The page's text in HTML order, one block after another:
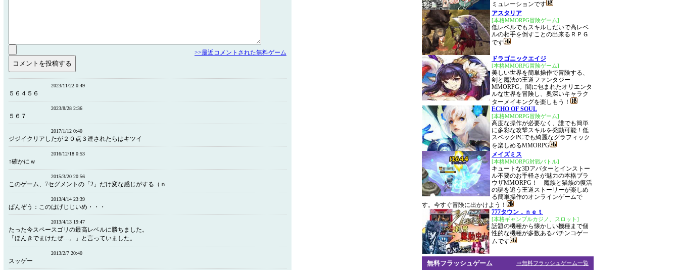
>>最近コメントされた無料ゲーム
2023/11/22 0:49
５６４５６
2023/8/28 2:36
５６７
2017/1/12 0:40
ジジイクリアしたが２０点３連されたらはキツイ
2016/12/18 0:53
↑確かにｗ
2015/3/20 20:56
このゲーム、7セグメントの「2」だけ変な感じがする（ｎ
2013/4/14 23:39
ぱんぞう：このはげじじいめ・・・
2013/4/13 19:47
たった今スペースゴリの最高レベルに勝ちました。
「ほんきでまけたぜ…。」と言っていました。
2013/2/7 20:40
スッゲー
ミュレーションです
アスタリア
[本格MMORPG冒険ゲーム]
低レベルでもスキルしだいで高レベ
ルの相手を倒すことの出来るＲＰＧ
です
ドラゴニックエイジ
[本格MMORPG冒険ゲーム]
美しい世界を簡単操作で冒険する、
剣と魔法の王道ファンタジー
MMORPG。闇に包まれたオリエンタ
ルな世界を冒険し、奥深いキャラク
ターメイキングを楽しもう！
ECHO OF SOUL
[本格MMORPG冒険ゲーム]
高度な操作が必要なく、誰でも簡単
に多彩な攻撃スキルを発動可能！低
スペックPCでも綺麗なグラフィック
を楽しめるMMORPG
メイズミス
[本格MMORPG対戦バトル]
キュートな3Dアバターとインストー
ル不要のお手軽さが魅力の本格ブラ
ウザMMORPG！ 魔族と猫族の復活
の謎を追う王道ストーリーが楽しめ
る簡単操作のオンラインゲームで
す。今すぐ冒険に出かけよう！
777タウン．ｎｅｔ
[本格ギャンブルカジノ、スロット]
話題の機種から懐かしい機種まで個
性的な機種が多数あるパチンコゲー
ムです
⇒無料フラッシュゲーム一覧
無料フラッシュゲーム